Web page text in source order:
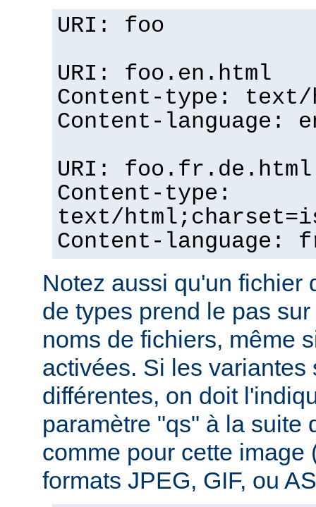
URI: foo
URI: foo.en.html
Content-type: text/
Content-language:
URI: foo.fr.de.html
Content-type:
text/
Content-language:
Notez aussi qu'un fichier
de types prend le pas
noms de fichiers, même
activées. Si les variantes
différentes, on doit
paramètre "qs" à la suite
comme pour cette image
formats JPEG, GIF, ou